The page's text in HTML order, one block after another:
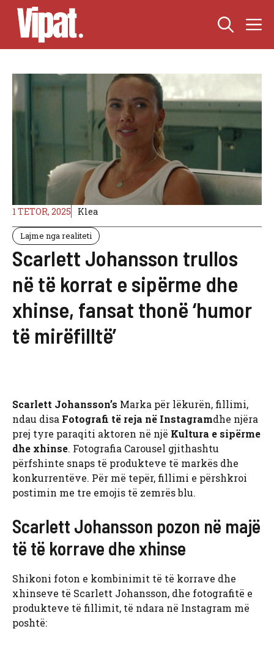
Skip
content
1 TETOR, 2025 Klea
Lajme nga realiteti
Scarlett Johansson trullos
në të korrat e sipërme dhe
xhinse, fansat thonë ‘humor
të mirëfilltë’
Scarlett Johansson’s Marka për lëkurën, fillimi,
ndau disa Fotografi të reja në Instagramdhe njëra
prej tyre paraqiti aktoren në një Kultura e sipërme
dhe xhinse. Fotografia Carousel gjithashtu
përfshinte snaps të produkteve të markës dhe
konkurrentëve. Për më tepër, fillimi e përshkroi
postimin me tre emojis të zemrës blu.
Scarlett Johansson pozon në majë
të të korrave dhe xhinse
Shikoni foton e kombinimit të të korrave dhe
xhinseve të Scarlett Johansson, dhe fotografitë e
produkteve të fillimit, të ndara në Instagram më
poshtë: